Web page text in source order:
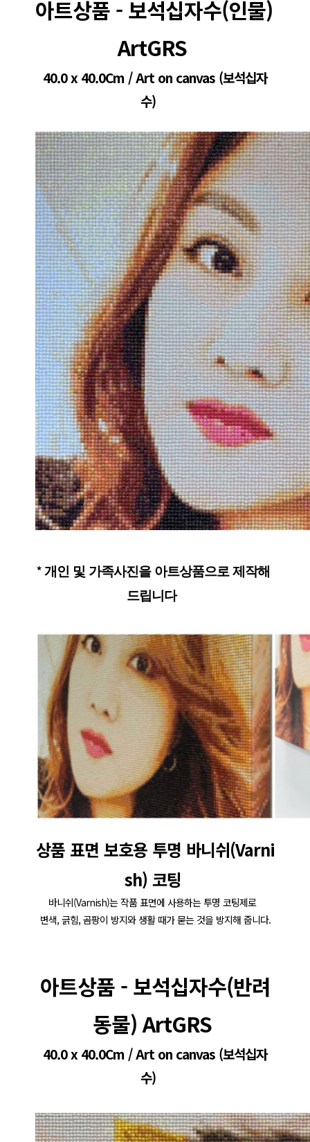
아트상품 - 보석십자수(인물)
ArtGRS
40.0 x 40.0Cm / Art on canvas (보석십자
수)
* 개인 및 가족사진을 아트상품으로 제작해
드립니다
상품 표면 보호용 투명 바니쉬(Varni
sh) 코팅
바니쉬(Varnish)는 작품 표면에 사용하는 투명 코팅제로
변색, 긁힘, 곰팡이 방지와 생활 때가 묻는 것을 방지해 줍니다.
아트상품 - 보석십자수(반려
동물) ArtGRS
40.0 x 40.0Cm / Art on canvas (보석십자
수)